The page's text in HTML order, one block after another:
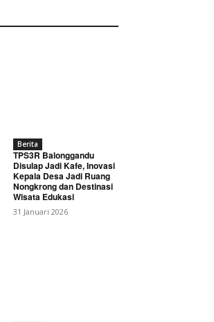
Berita
TPS3R Balonggandu
Disulap Jadi Kafe, Inovasi
Kepala Desa Jadi Ruang
Nongkrong dan Destinasi
Wisata Edukasi
31 Januari 2026